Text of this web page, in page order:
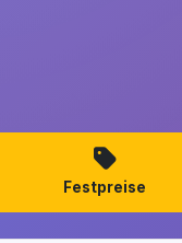
Festpreise